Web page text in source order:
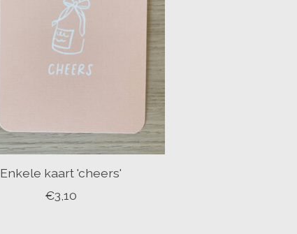
Enkele kaart 'cheers'
€3,10